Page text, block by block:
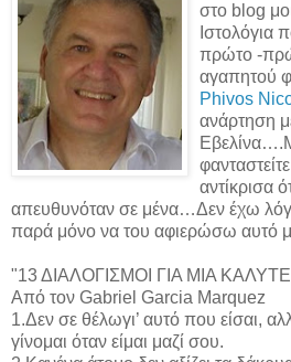
στο blog
πρώτο -
αγαπητού
Phivos
ανάρτηση
αντίκρισα
απευθυνόταν σε μένα…Δεν έχω
παρά μόνο να του αφιερώσω αυτό
"13 ΔΙΑΛΟΓΙΣΜΟΙ ΓΙΑ ΜΙΑ
Από τον Gabriel Garcia Marquez
1.Δεν σε θέλωγι’ αυτό που είσαι,
γίνομαι όταν είμαι μαζί σου.